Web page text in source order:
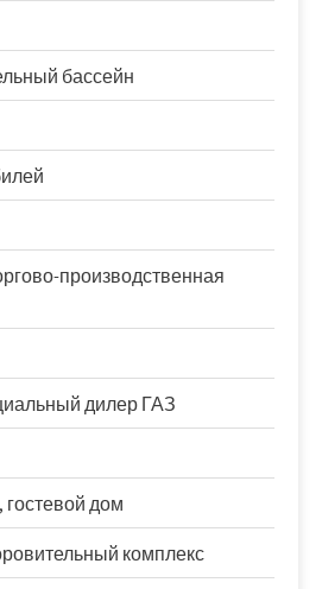
бассейн
производственная
дилер ГАЗ
дом
комплекс